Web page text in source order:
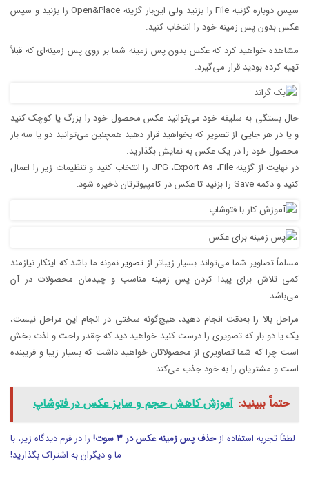
سپس دوباره گزنیه File را بزنید ولی این‌بار گزینه Open&Place را بزنید و سپس
عکس بدون پس زمینه خود را انتخاب کنید.
مشاهده خواهید کرد که عکس بدون پس زمینه شما بر روی پس زمینه‌ای که قبلاً
تهیه کرده بودید قرار می‌گیرد.
حال بستگی به سلیقه خود می‌توانید عکس محصول خود را بزرگ یا کوچک کنید
و یا در هر جایی از تصویر که بخواهید قرار دهید همچنین می‌توانید دو یا سه بار
محصول خود را در یک عکس به نمایش بگذارید.
در نهایت از گزینه JPG ،Export As ،File را انتخاب کنید و تنظیمات زیر را اعمال
کنید و دکمه Save را بزنید تا عکس در کامپیوترتان ذخیره شود:
مسلماً تصاویر شما می‌تواند بسیار زیباتر از تصویرنمونه ما باشد که اینکار نیازمند
کمی تلاش برای پیدا کردن پس زمینه مناسب و چیدمان محصولات در آن
می‌باشد.
مراحل بالا را به‌دقت انجام دهید، هیچ‌گونه سختی در انجام این مراحل نیست،
یک یا دو بار که تصویری را درست کنید خواهید دید که چقدر راحت و لذت بخش
است چرا که شما تصاویری از محصولاتان خواهید داشت که بسیار زیبا و فریبنده
است و مشتریان را به خود جذب می‌کند.
حتماً ببینید: آموزش کاهش حجم و سایز عکس در فتوشاپ
لطفاً تجربه استفاده ازحذف پس زمینه عکس در ۳ سوت!
را در فرم دیدگاه زیر، با
ما و دیگران به اشتراک بگذارید!